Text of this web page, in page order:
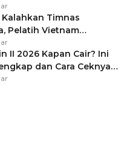
Timnas
Pelatih Vietnam
Pakai Jimat di Pakansari
II 2026 Kapan Cair? Ini
dan Cara Ceknya
Tidak Hangus!